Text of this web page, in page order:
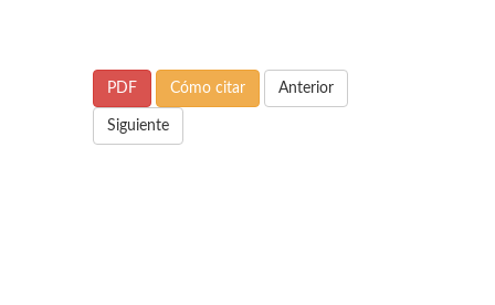
PDF Cómo citar Anterior
Siguiente